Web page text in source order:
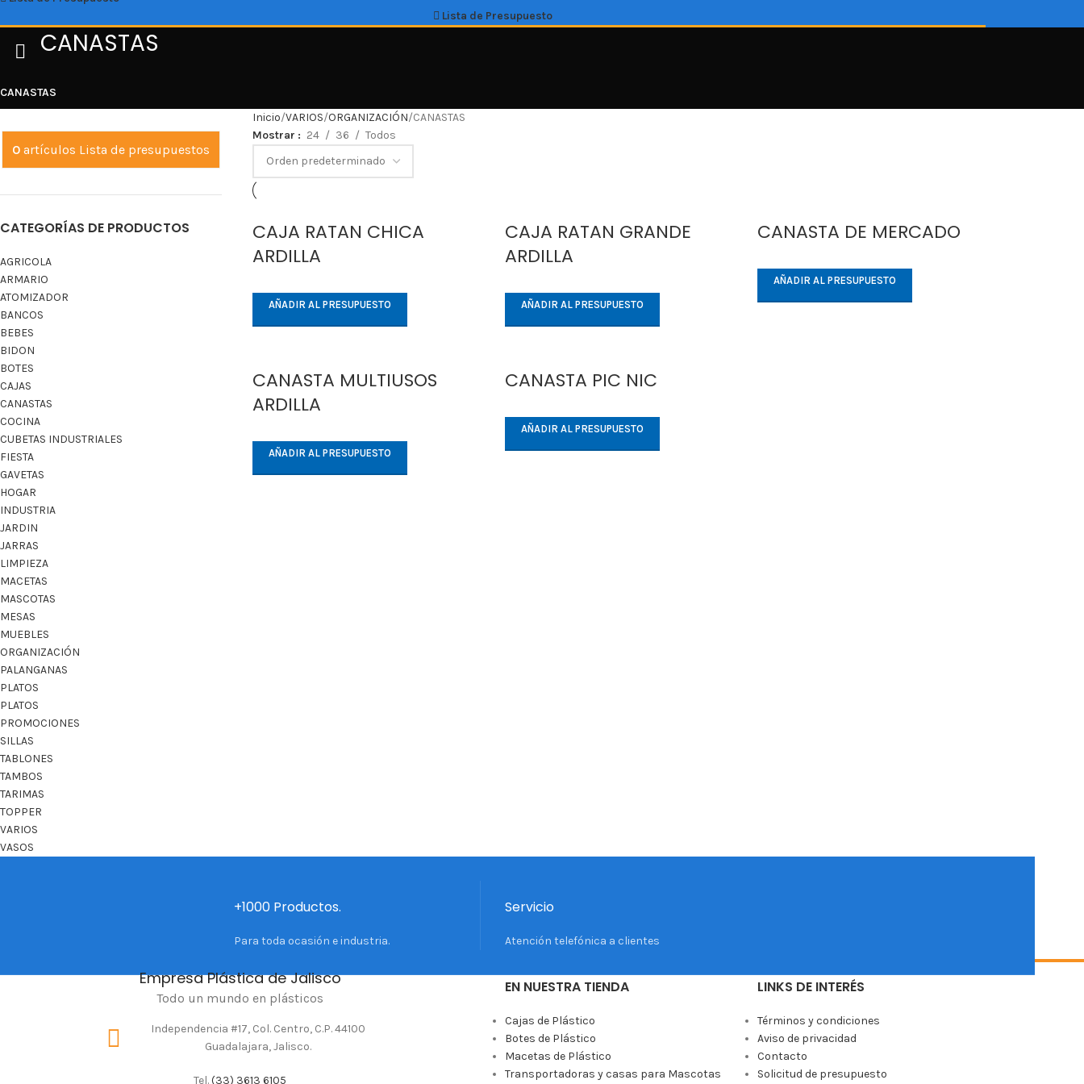
Lista de Presupuesto
CANASTAS
CANASTAS
0 artículos Lista de presupuestos
CATEGORÍAS DE PRODUCTOS
AGRICOLA
ARMARIO
ATOMIZADOR
BANCOS
BEBES
BIDON
BOTES
CAJAS
CANASTAS
COCINA
CUBETAS INDUSTRIALES
FIESTA
GAVETAS
HOGAR
INDUSTRIA
JARDIN
JARRAS
LIMPIEZA
MACETAS
MASCOTAS
MESAS
MUEBLES
ORGANIZACIÓN
PALANGANAS
PLATOS
PLATOS
PROMOCIONES
SILLAS
TABLONES
TAMBOS
TARIMAS
TOPPER
VARIOS
VASOS
Inicio VARIOS ORGANIZACIÓN CANASTAS
Mostrar
24 36 Todos
CAJA RATAN CHICA
ARDILLA
AÑADIR AL PRESUPUESTO
CAJA RATAN GRANDE
ARDILLA
AÑADIR AL PRESUPUESTO
CANASTA DE MERCADO
AÑADIR AL PRESUPUESTO
CANASTA MULTIUSOS
ARDILLA
AÑADIR AL PRESUPUESTO
CANASTA PIC NIC
AÑADIR AL PRESUPUESTO
+1000 Productos.
Para toda ocasión e industria.
Servicio
Atención telefónica a clientes
Empresa Plástica de Jalisco
Todo un mundo en plásticos
Independencia #17, Col. Centro, C.P. 44100
Guadalajara, Jalisco.
Tel.(33) 3613 6105
EN NUESTRA TIENDA
Cajas de Plástico
Botes de Plástico
Macetas de Plástico
Transportadoras y casas para Mascotas
LINKS DE INTERÉS
Términos y condiciones
Aviso de privacidad
Contacto
Solicitud de presupuesto